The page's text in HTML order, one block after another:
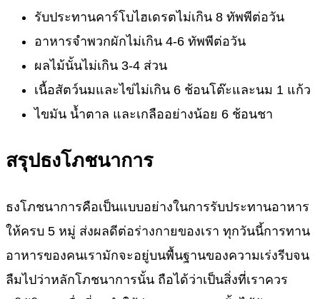
รับประทานคาร์โบไฮเดรตไม่เกิน 8 ทัพพีต่อวัน
อาหารจำพวกผักไม่เกิน 4-6 ทัพพีต่อวัน
ผลไม้นั้นไม่เกิน 3-4 ส่วน
เนื้อสัตว์นมและไข่ไม่เกิน 6 ช้อนโต๊ะและนม 1 แก้ว
ไขมัน น้ำตาล และเกลืออย่างน้อย 6 ช้อนชา
สรุปธงโภชนาการ
ธงโภชนาการคือเป็นแบบอย่างในการรับประทานอาหาร
ให้ครบ 5 หมู่ ส่งผลดีต่อร่างกายของเรา ทุกวันนี้การทาน
อาหารของคนเรามักจะอยู่บนพื้นฐานของความเร่งรีบจน
ลืมไปว่าหลักโภชนาการนั้น ถือได้ว่าเป็นสิ่งที่เราควร